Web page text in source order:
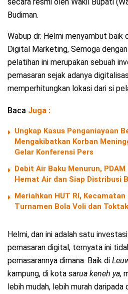
Budiman.
Wabup dr. Helmi menyambut baik
Digital Marketing, Semoga
pelatihan ini merupakan sebuah
pemasaran sejak adanya
memperhitungkan lokasi dari si
Baca Juga :
Ungkap Kasus Penganiayaan
Mengakibatkan Korban
Gelar Konferensi Pers
Debit Air Baku Menurun,
Hemat Air dan Siap Distribusi
Meriahkan HUT RI, Kecamatan
Turnamen Bola Voli dan
Helmi, dan ini adalah satu
pemasaran digital, ternyata ini
pemasarannya dimana. Baik di
kampung, di kota sarua keneh ya,
lebih mudah, lebih murah